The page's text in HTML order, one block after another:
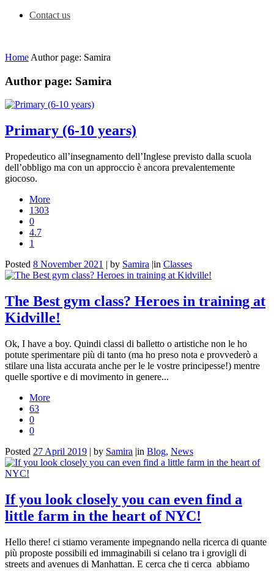
Contact us
Home Author page: Samira
Author page: Samira
Primary (6-10 years)
Propedeutico all’insegnamento dell’Inglese previsto dalla scuola
dell’obbligo ma con un approccio è ancora prevalentemente
giocoso.
More
1303
0
4.7
1
Posted 8 November 2021 | by Samira |in Classes
The Best gym class? Heroes in training at
Kidville!
Ok, I have a boy. Quindi classi di balletto o artistiche non le ho
potute sperimentare più di tanto (ma ho preso nota e provvederò a
stilare una lista accurata anche per le le vostre principesse!) mentre
quelle sportive e di movimento in genere...
More
63
0
0
Posted 27 April 2019 | by Samira |in Blog, News
If you look closely you can even find a
little farm in the heart of NYC!
Hello there! ci stiamo veramente impegnando nella ricerca di quante
più proposte possibili ed immaginabili si celano tra i grovigli di
streets and avenues di Manhattan. E cerca che ti cerca abbiamo